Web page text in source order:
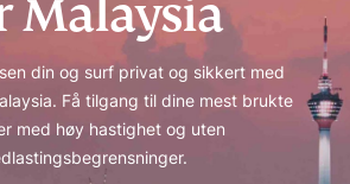
Malaysia
din og surf privat og sikkert med
Få tilgang til dine mest brukte
med høy hastighet og uten